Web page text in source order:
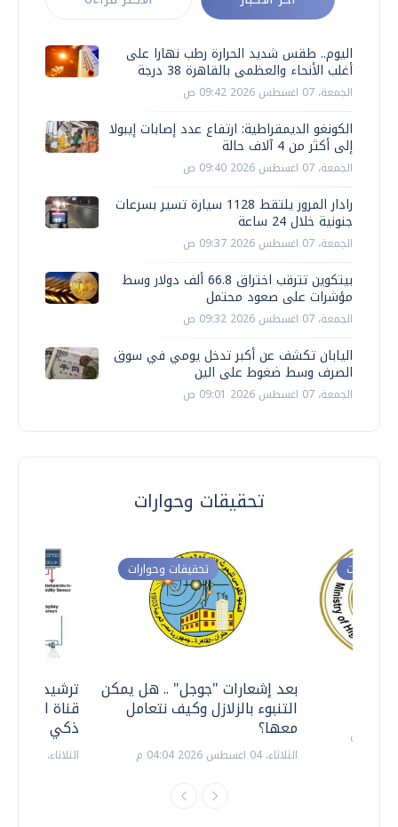
اليوم.. طقس شديد الحرارة رطب نهارا على
أغلب الأنحاء والعظمى بالقاهرة 38 درجة
الجمعة، 07 اغسطس 2026 09:42 ص
الكونغو الديمقراطية: ارتفاع عدد إصابات إيبولا
إلى أكثر من 4 آلاف حالة
الجمعة، 07 اغسطس 2026 09:40 ص
رادار المرور يلتقط 1128 سيارة تسير بسرعات
جنونية خلال 24 ساعة
الجمعة، 07 اغسطس 2026 09:37 ص
بيتكوين تترقب اختراق 66.8 ألف دولار وسط
مؤشرات على صعود محتمل
الجمعة، 07 اغسطس 2026 09:32 ص
اليابان تكشف عن أكبر تدخل يومي في سوق
الصرف وسط ضغوط على الين
الجمعة، 07 اغسطس 2026 09:01 ص
تحقيقات وحوارات
ترشيدا
قناة
ذكي
الثلاثاء، 14 يوليو 2026 06:11 م
تحقيقات وحوارات
بعد إشعارات "جوجل" .. هل يمكن
التنبوء بالزلازل وكيف نتعامل
معها؟
الثلاثاء، 04 اغسطس 2026 04:04 م
وحوارات